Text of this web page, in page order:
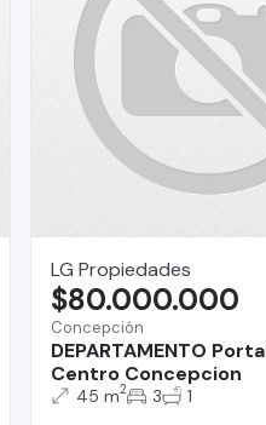
LG Propiedades
Concepción
DEPARTAMENTO
Centro Concepcion
$80.000.000
45 m2 3 1